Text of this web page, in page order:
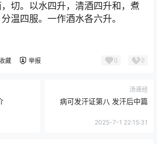
切。以水四升，清酒四升和，煮
温四服。一作酒水各六升。
收藏 举报 0 0
汤液经
病可发汗证第八 发汗后中篇
2025-7-1 22:15:31